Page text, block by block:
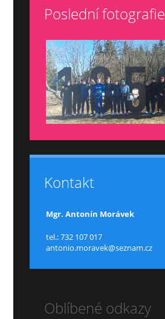
Poslední fotografie
Kontakt
Mgr. Antonín Morávek
tel.: 732 107 017
antonio.moravek@seznam.cz
Oblíbené odkazy